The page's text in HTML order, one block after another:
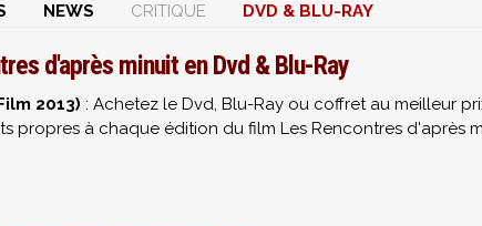
NEWS CRITIQUE DVD & BLU-RAY
d'après minuit en Dvd & Blu-Ray
2013) : Achetez le Dvd, Blu-Ray ou coffret au meilleur
propres à chaque édition du film Les Rencontres d'après